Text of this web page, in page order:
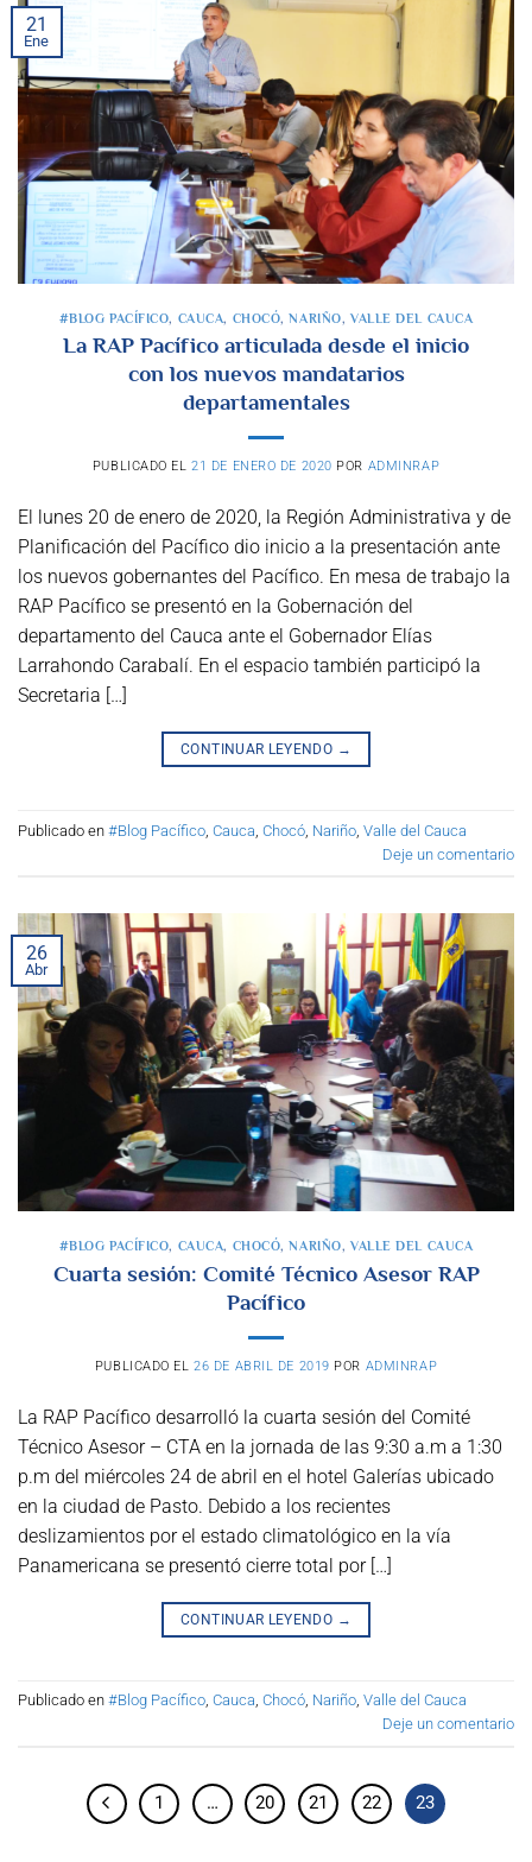
21
Ene
#BLOG PACÍFICO, CAUCA, CHOCÓ,NARIÑO, VALLE DEL CAUCA
La RAP Pacífico articulada desde el inicio
con los nuevos mandatarios
departamentales
PUBLICADO EL21 DE ENERO DE 2020 POR ADMINRAP
El lunes 20 de enero de 2020, la Región Administrativa y de
Planificación del Pacífico dio inicio a la presentación ante
los nuevos gobernantes del Pacífico. En mesa de trabajo la
RAP Pacífico se presentó en la Gobernación del
departamento del Cauca ante el Gobernador Elías
Larrahondo Carabalí. En el espacio también participó la
Secretaria […]
CONTINUAR LEYENDO →
Publicado en #Blog Pacífico Cauca Chocó Nariño Valle del Cauca
Deje un comentario
26
Abr
#BLOG PACÍFICO, CAUCA, CHOCÓ,NARIÑO, VALLE DEL CAUCA
Cuarta sesión: Comité Técnico Asesor RAP
Pacífico
PUBLICADO EL26 DE ABRIL DE 2019 POR ADMINRAP
La RAP Pacífico desarrolló la cuarta sesión del Comité
Técnico Asesor – CTA en la jornada de las 9:30 a.m a 1:30
p.m del miércoles 24 de abril en el hotel Galerías ubicado
en la ciudad de Pasto. Debido a los recientes
deslizamientos por el estado climatológico en la vía
Panamericana se presentó cierre total por […]
CONTINUAR LEYENDO →
Publicado en #Blog Pacífico, Cauca, Chocó, Nariño, Valle del Cauca
Deje un comentario
1 … 20 21 22 23